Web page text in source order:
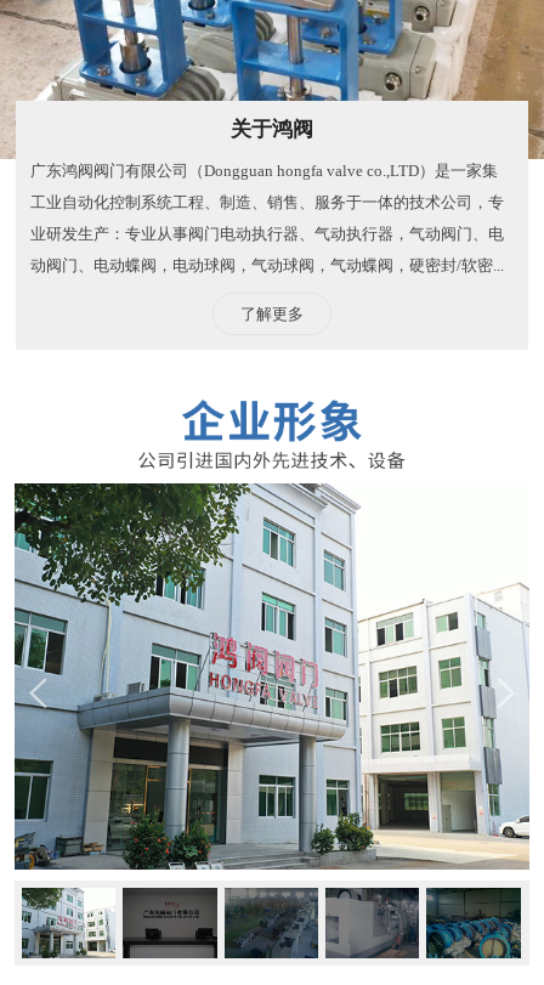
关于鸿阀
广东鸿阀阀门有限公司（Dongguan hongfa valve co.,LTD）是一家集
工业自动化控制系统工程、制造、销售、服务于一体的技术公司，专
业研发生产：专业从事阀门电动执行器、气动执行器，气动阀门、电
动阀门、电动蝶阀，电动球阀，气动球阀，气动蝶阀，硬密封/软密...
了解更多